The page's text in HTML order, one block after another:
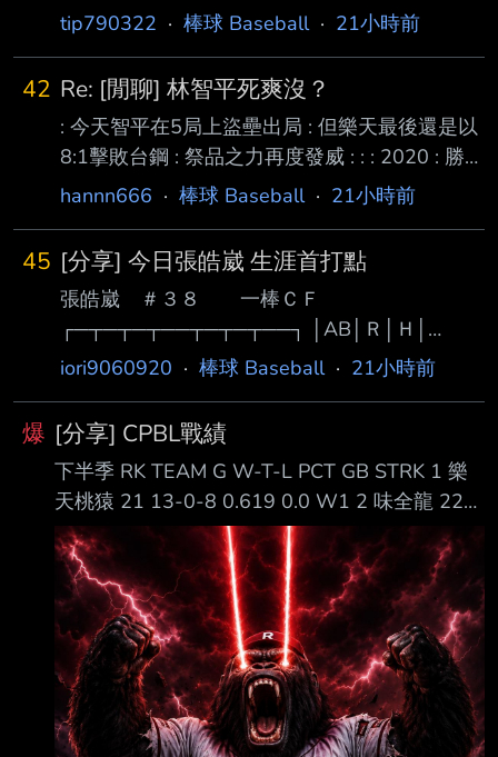
0.99 179.31 1.82 8 5 1.01 175.16 1.88 5 4
鋼 龍 2.14 5 7 1.11 149.78 7.鈴木駿輔 2.14 8
4 1.10 149.35 8.李東洺 2.33 10 2 1.18 137.18
9.摩爾曼* 2.70 5 6 1.22 1
tip790322 · 棒球 Baseball· 21小時前
42 Re: [閒聊] 林智平死爽沒？
: 今天智平在5局上盜壘出局 : 但樂天最後還是以
8:1擊敗台鋼 : 祭品之力再度發威 : : : 2020 : 勝
05/12 吱17:10喵 死壘上時14:9 : 負 07/01 吱0
上時1 :0 : 勝 08/05 吱4 : 3邦 死壘上時2 :3 : 勝
08/06 吱8 : 3邦 死壘上時0 :0 和8 :2 : 勝 08/07
吱4 : 1爪 死壘上時0 :1 : 勝 08/30 吱7 : 4喵 死
壘上時3 :3 : 勝
hannn666 · 棒球 Baseball· 21小時前
45 [分享] 今日張皓崴 生涯首打點
張皓崴 ＃３８ 一棒ＣＦ
┌─┬─┬─┬──┬─┬─┬──┐ │AB│Ｒ│Ｈ│
RBI│BB│SO│ AVG│
│１│.359│ └─┴─┴─┴──┴─┴─┴──┘ 第一打
席 一上 右邊穿越安打(R) 第二打席 二上 中間落
地安打(1RBI) 第三打席 四上 二滾雙殺 第四打席
七上 游滾 第五打席 九上 左飛 今天喵以豪張皓
崴 換打開路先鋒第一棒 首棒打者就先敲出安打
也延續自己連續15場安打、16場上壘的紀錄 後
面也靠著四爺的三壘安打跑回本
iori9060920 · 棒球 Baseball· 21小時前
爆 [分享] CPBL戰績
下半季 RK TEAM G W-T-L PCT GB STRK 1 樂
天桃猿 21 13-0-8 0.619 0.0 W1 2 味全龍 22
12-0-10 0.545 1.5 L2 5 中信兄弟 21 9-0-12
0.429 4.0 W1 6 富邦悍將 21 8-0-13 0.381 5.0
L1 G247 中信兄弟 5:2 台鋼雄鷹 G248 樂天桃猿
3:1 味全龍 G249 統一獅 4:0 富邦悍將 全年度
RK TEAM G W-T-L PCT GB 1 味全龍 82 51-0-
31 0.62